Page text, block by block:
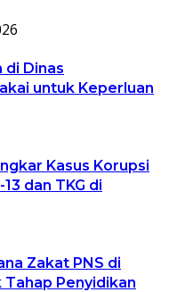
di Dinas
untuk Keperluan
Kasus Korupsi
dan TKG di
Zakat PNS di
Penyidikan